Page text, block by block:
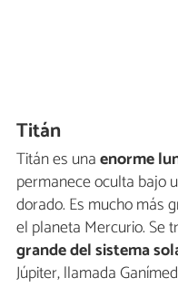
Titán
Titán es unaenorme
permanece oculta bajo
dorado. Es mucho más
el planeta Mercurio. Se
grande del sistema
Júpiter, llamada